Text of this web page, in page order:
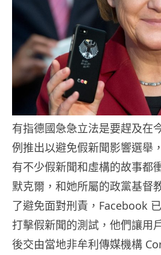
有指德國急急立法是要趕及在
例推出以避免假新聞影響選舉
有不少假新聞和虛構的故事都
默克爾，和她所屬的政黨基督
了避免面對刑責，Facebook
打擊假新聞的測試，他們讓用
後交由當地非牟利傳媒機構